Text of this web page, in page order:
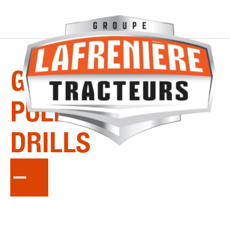
LA SÉRIE
GREAT-PLAINS-
PULL-TYPE-
DRILLS